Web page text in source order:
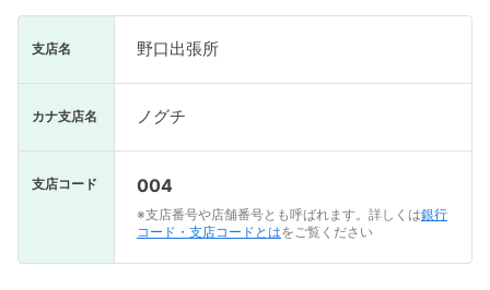
支店名 野口出張所
カナ支店名 ノグチ
支店コード 004
※支店番号や店舗番号とも呼ばれます。詳しくは銀行
コード・支店コードとはをご覧ください